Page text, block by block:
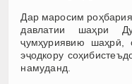
Дар маросим
давлатии шаҳри
ҷумҳуриявию шаҳрӣ,
эҷодкору
намуданд.